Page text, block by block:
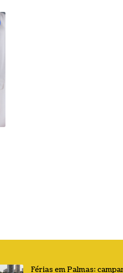
Férias em Palmas: